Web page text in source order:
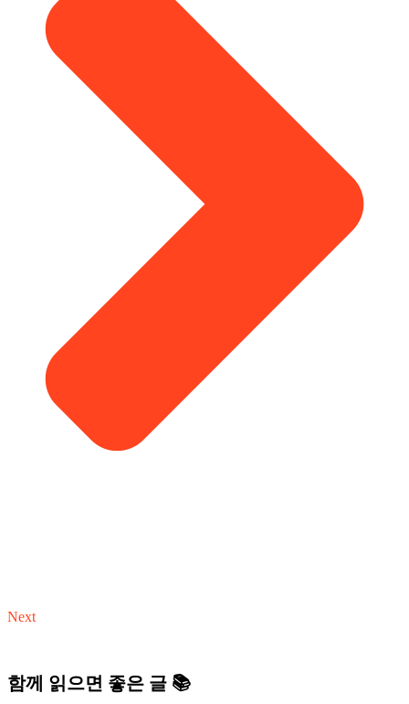
Next
함께 읽으면 좋은 글 📚